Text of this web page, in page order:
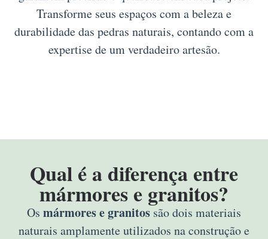
Transforme seus espaços com a beleza e
durabilidade das pedras naturais, contando com a
expertise de um verdadeiro artesão.
Qual é a diferença entre
mármores e granitos?
Os mármores e granitos são dois materiais
naturais amplamente utilizados na construção e